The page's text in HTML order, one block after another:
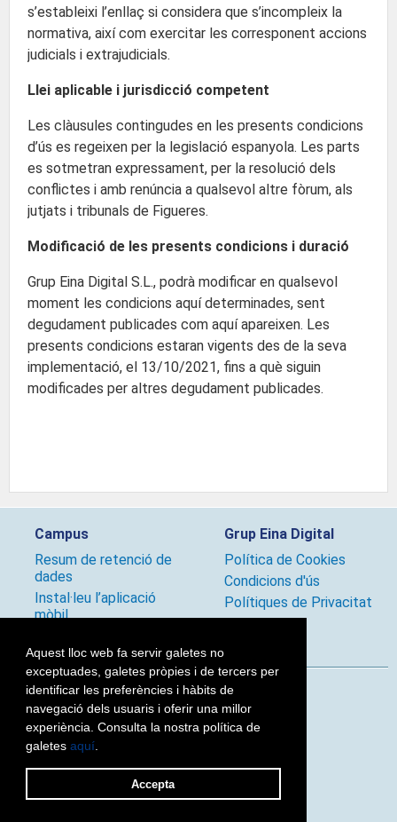
Aquest lloc web fa servir galetes no
exceptuades, galetes pròpies i de tercers per
identificar les preferències i hàbits de
navegació dels usuaris i oferir una millor
experiència. Consulta la nostra política de
galetes aquí.
Accepta
s’estableixi l’enllaç si considera que s’incompleix la
normativa, així com exercitar les corresponent accions
judicials i extrajudicials.
Llei aplicable i jurisdicció competent
Les clàusules contingudes en les presents condicions
d’ús es regeixen per la legislació espanyola. Les parts
es sotmetran expressament, per la resolució dels
conflictes i amb renúncia a qualsevol altre fòrum, als
jutjats i tribunals de Figueres.
Modificació de les presents condicions i duració
Grup Eina Digital S.L., podrà modificar en qualsevol
moment les condicions aquí determinades, sent
degudament publicades com aquí apareixen. Les
presents condicions estaran vigents des de la seva
implementació, el 13/10/2021, fins a què siguin
modificades per altres degudament publicades.
Campus
Resum de retenció de
dades
Instal·leu l’aplicació
mòbil
Grup Eina Digital
Política de Cookies
Condicions d'ús
Polítiques de Privacitat
Segueix-nos